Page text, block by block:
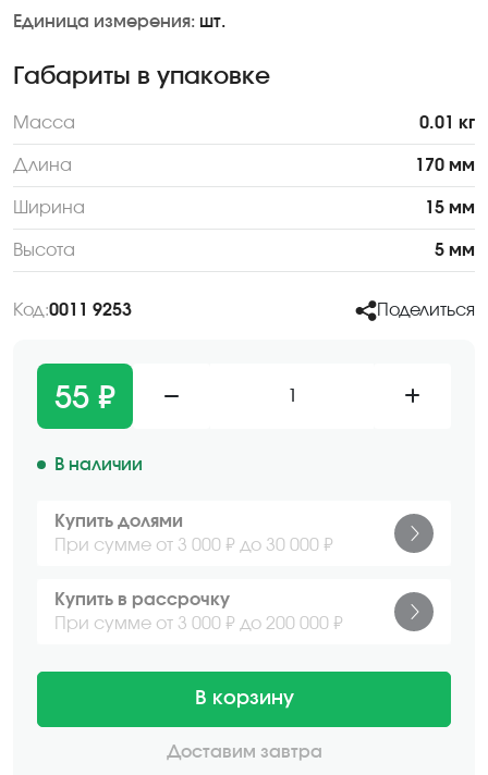
Единица измерения: шт.
Габариты в упаковке
Масса 0.01 кг
Длина 170 мм
Ширина 15 мм
Высота 5 мм
Код:0011 9253 Поделиться
55 ₽
В наличии
Купить долями
При сумме от 3 000 ₽ до 30 000 ₽
Купить в рассрочку
При сумме от 3 000 ₽ до 200 000 ₽
В корзину
Доставим завтра